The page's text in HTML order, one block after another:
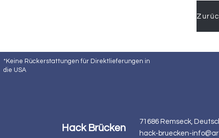
*Keine Rückerstattungen für Direktlieferungen in
die USA
Hack Brücken
71686 Remseck,
hack-bruecken-